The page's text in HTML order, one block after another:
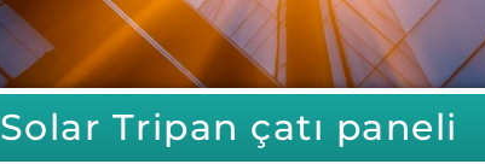
Solar Tripan çatı paneli